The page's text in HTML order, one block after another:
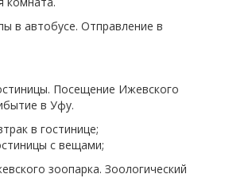
в автобусе. Отправление в
Посещение Ижевского
в Уфу.
в гостинице;
с вещами;
зоопарка. Зоологический